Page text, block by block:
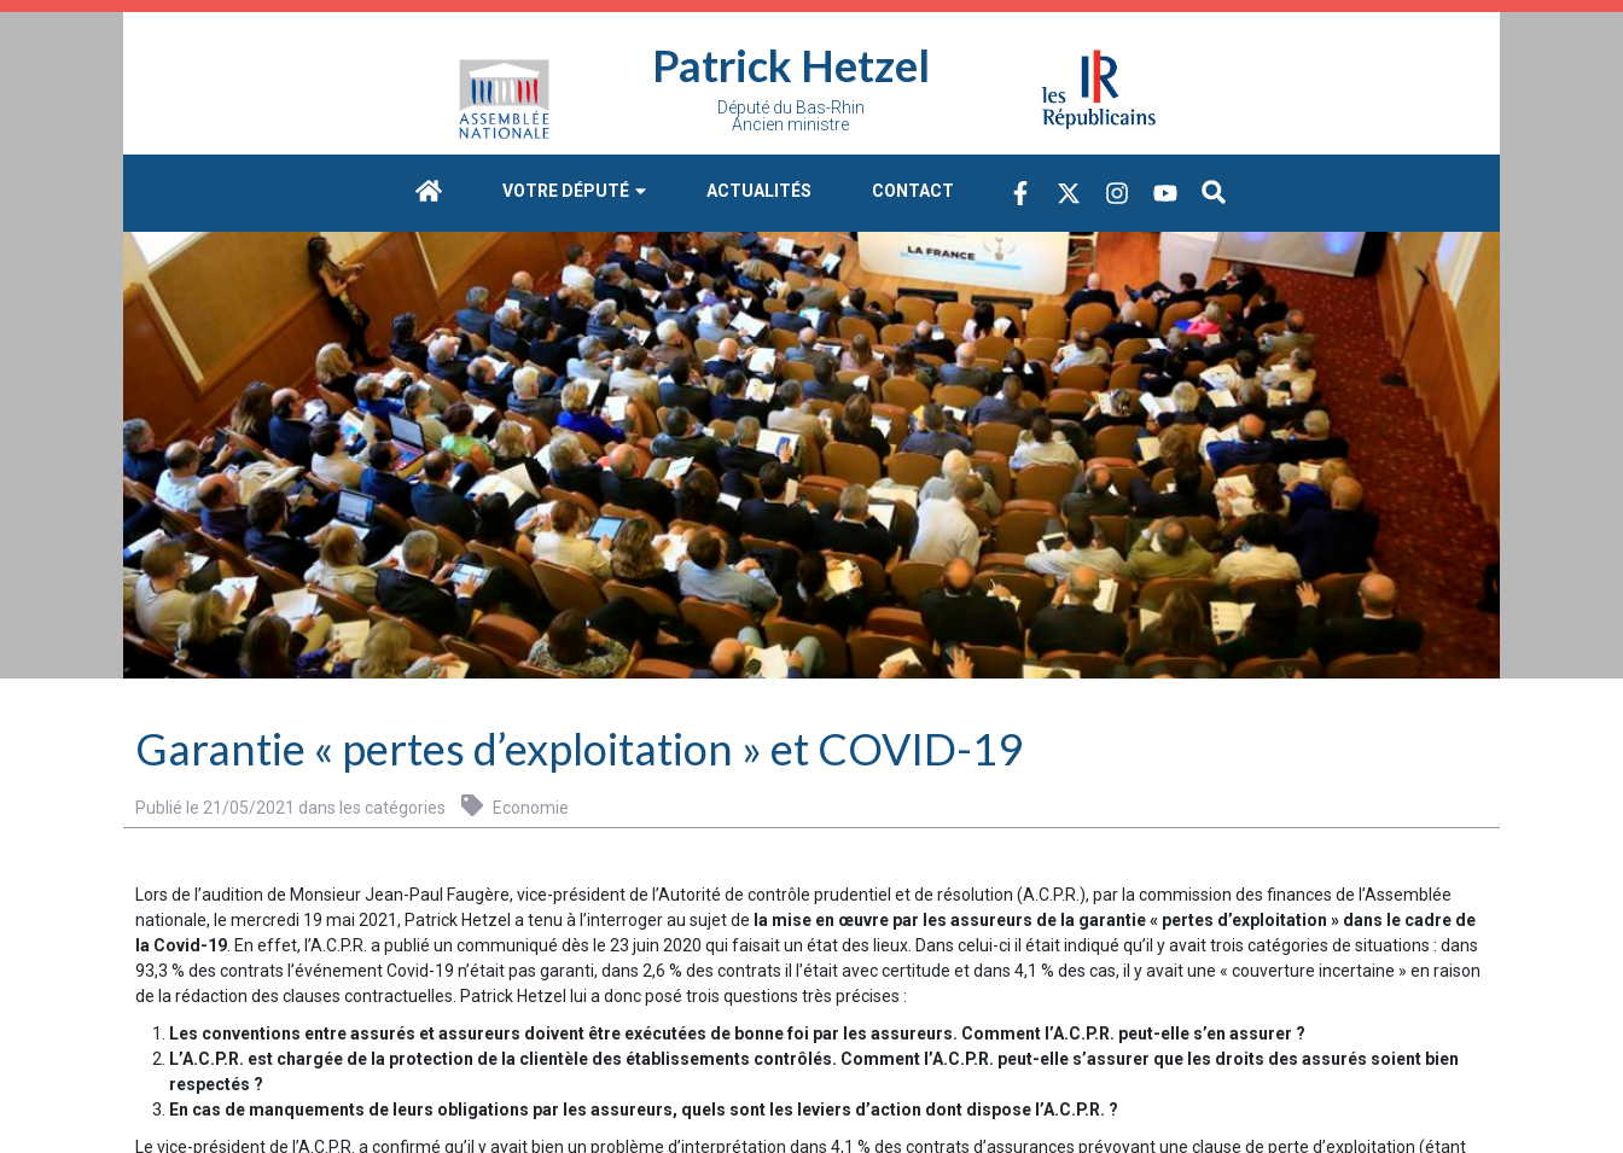
Patrick Hetzel
Député du Bas-Rhin
Ancien ministre
VOTRE DÉPUTÉ ACTUALITÉS CONTACT
Garantie « pertes d’exploitation » et COVID-19
Publié le 21/05/2021 dans les catégories Economie
Lors de l’audition de Monsieur Jean-Paul Faugère, vice-président de l’Autorité de contrôle prudentiel et de résolution (A.C.P.R.), par la commission des finances de l’Assemblée
nationale, le mercredi 19 mai 2021, Patrick Hetzel a tenu à l’interroger au sujet de la mise en œuvre par les assureurs de la garantie « pertes d’exploitation » dans le cadre de
la Covid-19 . En effet, l’A.C.P.R. a publié un communiqué dès le 23 juin 2020 qui faisait un état des lieux. Dans celui-ci il était indiqué qu’il y avait trois catégories de situations : dans
93,3 % des contrats l’événement Covid-19 n’était pas garanti, dans 2,6 % des contrats il l’était avec certitude et dans 4,1 % des cas, il y avait une « couverture incertaine » en raison
de la rédaction des clauses contractuelles. Patrick Hetzel lui a donc posé trois questions très précises :
Les conventions entre assurés et assureurs doivent être exécutées de bonne foi par les assureurs. Comment l’A.C.P.R. peut-elle s’en assurer ?
L’A.C.P.R. est chargée de la protection de la clientèle des établissements contrôlés. Comment l’A.C.P.R. peut-elle s’assurer que les droits des assurés soient bien
respectés ?
En cas de manquements de leurs obligations par les assureurs, quels sont les leviers d’action dont dispose l’A.C.P.R. ?
Le vice-président de l’A.C.P.R. a confirmé qu’il y avait bien un problème d’interprétation dans 4,1 % des contrats d’assurances prévoyant une clause de perte d’exploitation (étant
Cookies management panel